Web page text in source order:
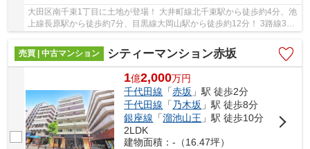
大田区南千束1丁目に土地が登場！ 大井町線北千束駅から徒歩約4分、池
上線長原駅から徒歩約7分、目黒線大岡山駅から徒歩約12分！ 3路線3駅
利用可能な大変便利な立地に位置した物件です...
売買 | 中古マンション
シティーマンション赤坂
1億2,000万円
千代田線 「赤坂 」駅 徒歩2分
千代田線 「 乃木坂 」駅 徒歩8分
銀座線 「溜池山王 」駅 徒歩10分
2LDK
建物面積：-（16.47坪）